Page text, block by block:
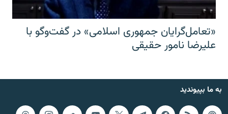
«تعامل‌گرایان جمهوری اسلامی» در گفت‌وگو با
علیرضا نامور حقیقی
به ما بپیوندید